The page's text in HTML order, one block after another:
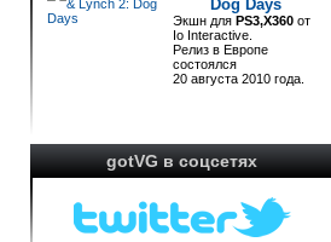
Dog Days
Экшн для PS3,X360 от
Io Interactive.
Релиз в Европе
состоялся
20 августа 2010 года.
gotVG в соцсетях